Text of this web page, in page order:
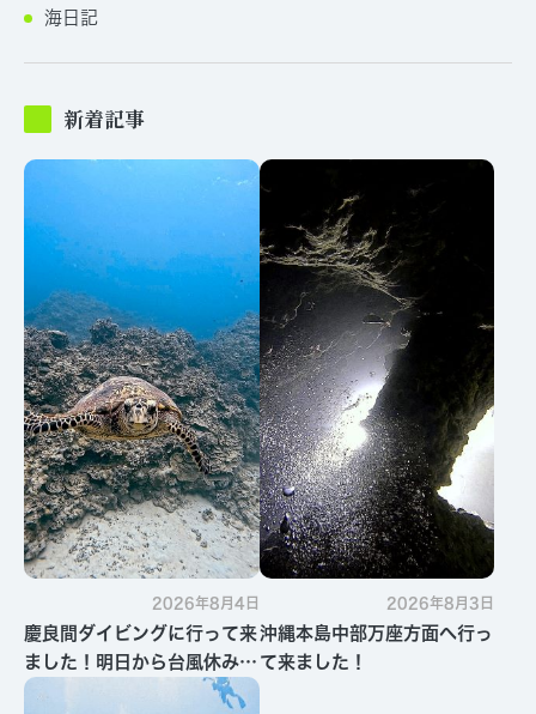
海日記
新着記事
2026年8月4日
慶良間ダイビングに行って来
ました！明日から台風休みで
す・・・
2026年8月3日
沖縄本島中部万座方面へ行っ
て来ました！